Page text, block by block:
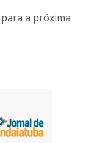
a próxima